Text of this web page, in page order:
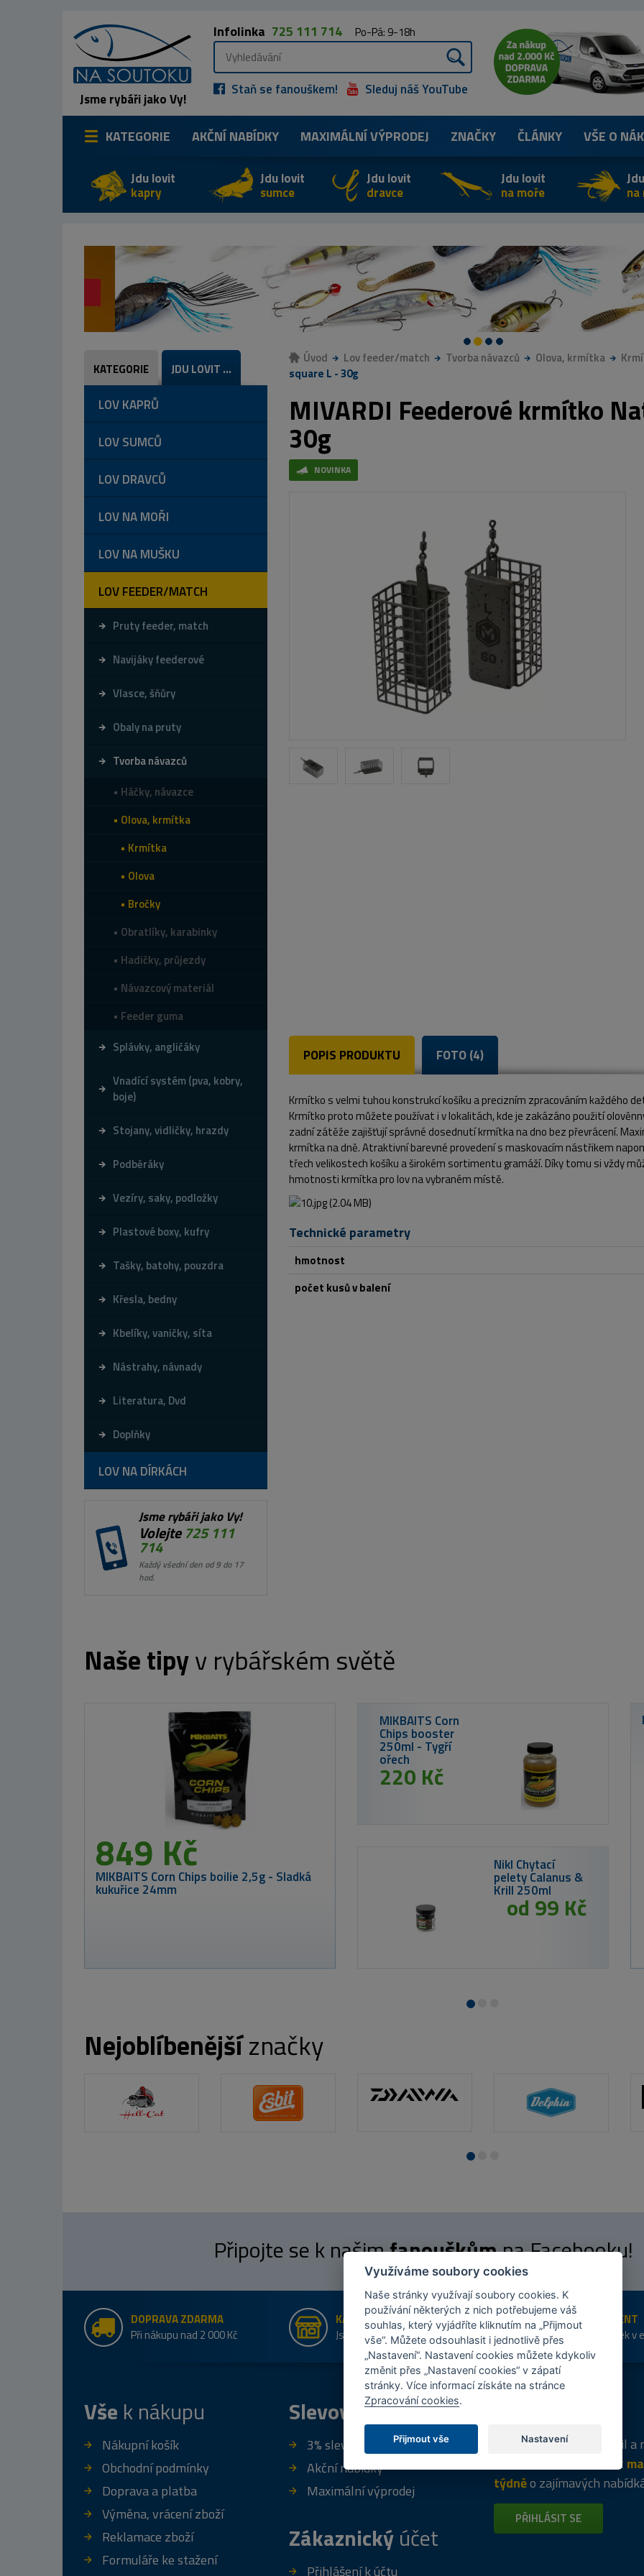
Jsme rybáři jako Vy!
Infolinka 725 111 714 Po-Pá: 9-18h
Staň se fanouškem! Sleduj náš YouTube
KATEGORIE AKČNÍ NABÍDKY MAXIMÁLNÍVÝPRODEJ ZNAČKY ČLÁNKY VŠE O
Jdu lovit
kapry
Jdu lovit
sumce
Jdu lovit
dravce
Jdu lovit
na moře na
KATEGORIE JDU LOVIT ...
LOV KAPRŮ
LOV SUMCŮ
LOV DRAVCŮ
LOV NA MOŘI
LOV NA MUŠKU
LOV FEEDER/MATCH
Pruty feeder, match
Navijáky feederové
Vlasce, šňůry
Obaly na pruty
Tvorba návazců
Háčky, návazce
Olova, krmítka
Krmítka
Olova
Bročky
Obratlíky, karabinky
Hadičky, průjezdy
Návazcový materiál
Feeder guma
Splávky, angličáky
Vnadící systém (pva, kobry,
boje)
Stojany, vidličky, hrazdy
Podběráky
Vezíry, saky, podložky
Plastové boxy, kufry
Tašky, batohy, pouzdra
Křesla, bedny
Kbelíky, vaničky, síta
Nástrahy, návnady
Literatura, Dvd
Doplňky
LOV NA DÍRKÁCH
Jsme rybáři jako Vy!
Volejte725 111
714
Každý všední den od 9 do 17
hod.
Úvod Lov feeder/match Tvorba návazců Olova, krmítka
square L - 30g
MIVARDI Feederové krmítko
30g
NOVINKA
POPIS PRODUKTU FOTO (4)
Krmítko s velmi tuhou konstrukcí košíku a precizním zpracováním každého
Krmítko proto můžete používat i v lokalitách, kde je zakázáno použití
zadní zátěže zajišťují správné dosednutí krmítka na dno bez převrácení.
krmítka na dně. Atraktivní barevné provedení s maskovacím nástřikem
třech velikostech košíku a širokém sortimentu gramáží. Díky tomu si vždy
hmotnosti krmítka pro lov na vybraném místě.
Technické parametry
hmotnost
počet kusů v balení
Naše tipyv rybářském světě
MIKADO Rybářská taška ENCLAVE STALKER
773 Kč
MIKBAITS Corn Chips boilie 300g - Tygří
Nejoblíbenějšíznačky
Připojte se k našimfanouškůmna Facebooku!
DOPRAVA ZDARMA
Při nákupu nad 2 000 Kč
KAMENNÉ PRODEJNY
Jsme na trhu více než 10 let
ŠIROKÝ SORTIMENT
Přes 20 tis. položek v
shopu
Vše k nákupu
Nákupní košík
Obchodní podmínky
Doprava a platba
Výměna, vrácení zboží
Reklamace zboží
Formuláře ke stažení
Slevový program
3% sleva za registraci
Akční nabídky
Maximální výprodej
Zákaznickýúčet
Přihlášení k účtu
Napište nám svůj e-mail a
vás budeme informovat
týdněo zajímavých
PŘIHLÁSIT SE
Využíváme soubory cookies
Naše stránky využívají soubory cookies. K
používání některých z nich potřebujeme váš
souhlas, který vyjádříte kliknutím na „Přijmout
vše“. Můžete odsouhlasit i jednotlivě přes
„Nastavení“. Nastavení cookies můžete kdykoliv
změnit přes „Nastavení cookies“ v zápatí
stránky. Více informací získáte na stránce
Zpracování cookies.
Přijmout vše Nastavení